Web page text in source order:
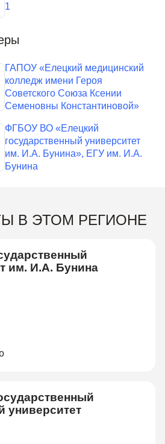
1
ГАПОУ «Елецкий медицинский
колледж имени Героя
Советского Союза Ксении
Семеновны Константиновой»
ФГБОУ ВО «Елецкий
государственный университет
им. И.А. Бунина», ЕГУ им. И.А.
Бунина
В ЭТОМ РЕГИОНЕ
им. И.А. Бунина
университет